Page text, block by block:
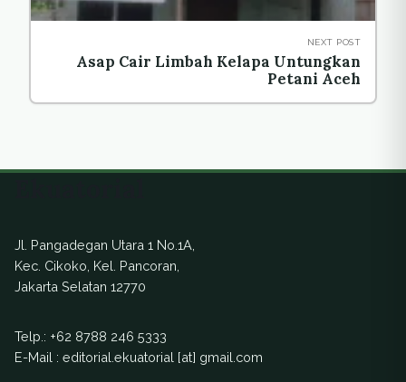
NEXT POST
Asap Cair Limbah Kelapa Untungkan
Petani Aceh
Jl. Pangadegan Utara 1 No.1A,
Kec. Cikoko, Kel. Pancoran,
Jakarta Selatan 12770
Telp.: +62 8788 246 5333
E-Mail : editorial.ekuatorial [at] gmail.com